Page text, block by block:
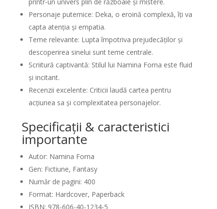
Personaje puternice: Deka, o eroină complexă, îți va
capta atenția și empatia.
Teme relevante: Lupta împotriva prejudecăților și
descoperirea sinelui sunt teme centrale.
Scriitură captivantă: Stilul lui Namina Forna este fluid
și incitant.
Recenzii excelente: Criticii laudă cartea pentru
acțiunea sa și complexitatea personajelor.
Specificații & caracteristici
importante
Autor: Namina Forna
Gen: Fictiune, Fantasy
Număr de pagini: 400
Format: Hardcover, Paperback
ISBN: 978-606-40-1234-5